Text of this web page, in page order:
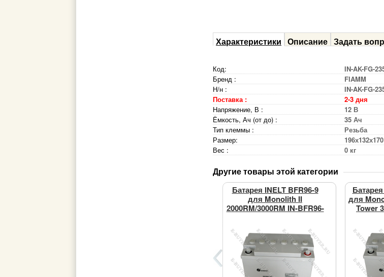
Характеристики Описание Задать
Код:
IN-AK-FG-
Бренд :
FIAMM
Н/н :
IN-AK-FG-
Поставка :
2-3 дня
Напряжение, В :
12 В
Ёмкость, Ач (от до) :
35 Ач
Тип клеммы :
Резьба
Размер:
Вес :
0 кг
Другие товары этой категории
Батарея INELT BFR96-9
для Monolith II
2000RM/3000RM IN-BFR96-
для
Tower